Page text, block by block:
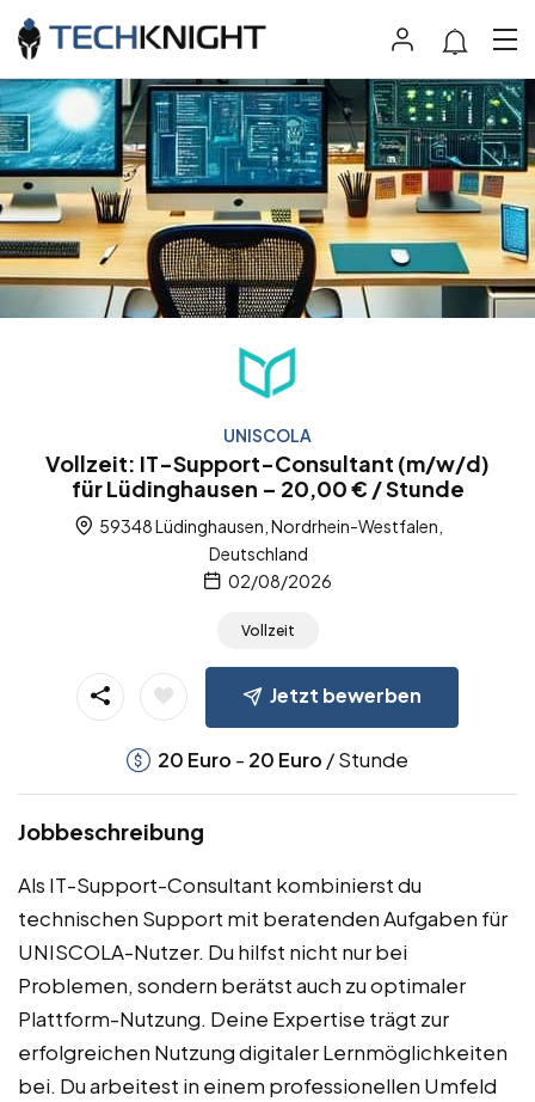
UNISCOLA
Vollzeit: IT-Support-Consultant (m/w/d)
für Lüdinghausen – 20,00 € / Stunde
59348 Lüdinghausen, Nordrhein-Westfalen,
Deutschland
02/08/2026
Vollzeit
Jetzt bewerben
20 Euro - 20 Euro / Stunde
Jobbeschreibung
Als IT-Support-Consultant kombinierst du
technischen Support mit beratenden Aufgaben für
UNISCOLA-Nutzer. Du hilfst nicht nur bei
Problemen, sondern berätst auch zu optimaler
Plattform-Nutzung. Deine Expertise trägt zur
erfolgreichen Nutzung digitaler Lernmöglichkeiten
bei. Du arbeitest in einem professionellen Umfeld